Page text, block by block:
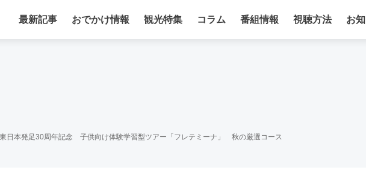
最新記事 おでかけ情報 観光特集 コラム 番組情報 視聴方法 お
日本発足30周年記念 子供向け体験学習型ツアー「フレテミーナ」 秋の厳選コース